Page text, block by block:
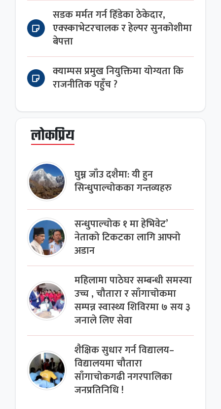
सडक मर्मत गर्न हिँडेका ठेकेदार,
एक्स्काभेटरचालक र हेल्पर सुनकोशीमा
बेपत्ता
क्याम्पस प्रमुख नियुक्तिमा योग्यता कि
राजनीतिक पहुँच ?
लोकप्रिय
घुम्न जाँउ दशैमा: यी हुन
सिन्धुपाल्चोकका गन्तव्यहरु
सन्धुपाल्चोक १ मा हेभिवेट’
नेताको टिकटका लागि आफ्नो
अडान
महिलामा पाठेघर सम्बन्धी समस्या
उच्च , चौतारा र साँगाचोकमा
सम्पन्न स्वास्थ्य शिविरमा ७ सय ३
जनाले लिए सेवा
शैक्षिक सुधार गर्न विद्यालय–
विद्यालयमा चौतारा
साँगाचोकगढी नगरपालिका
जनप्रतिनिधि !